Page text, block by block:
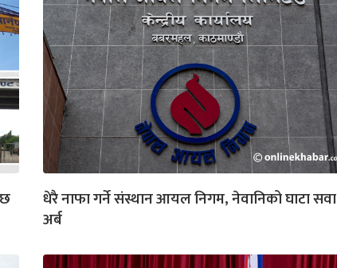
धेरै नाफा गर्ने संस्थान आयल निगम, नेवानिको घाटा सवा
अर्ब